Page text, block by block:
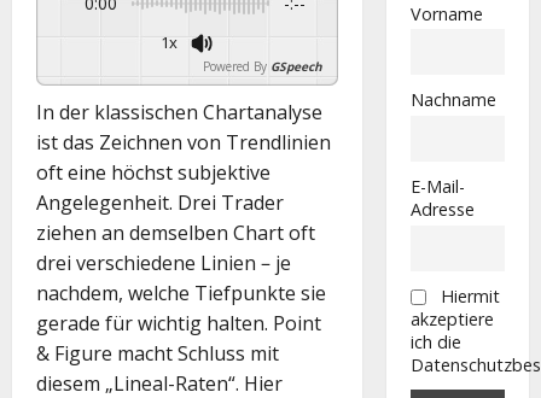
1x
Powered By GSpeech
In der klassischen Chartanalyse
ist das Zeichnen von Trendlinien
oft eine höchst subjektive
Angelegenheit. Drei Trader
ziehen an demselben Chart oft
drei verschiedene Linien – je
nachdem, welche Tiefpunkte sie
gerade für wichtig halten. Point
& Figure macht Schluss mit
diesem „Lineal-Raten“. Hier
Vorname
Nachname
E-Mail-
Adresse
Hiermit
akzeptiere
ich die